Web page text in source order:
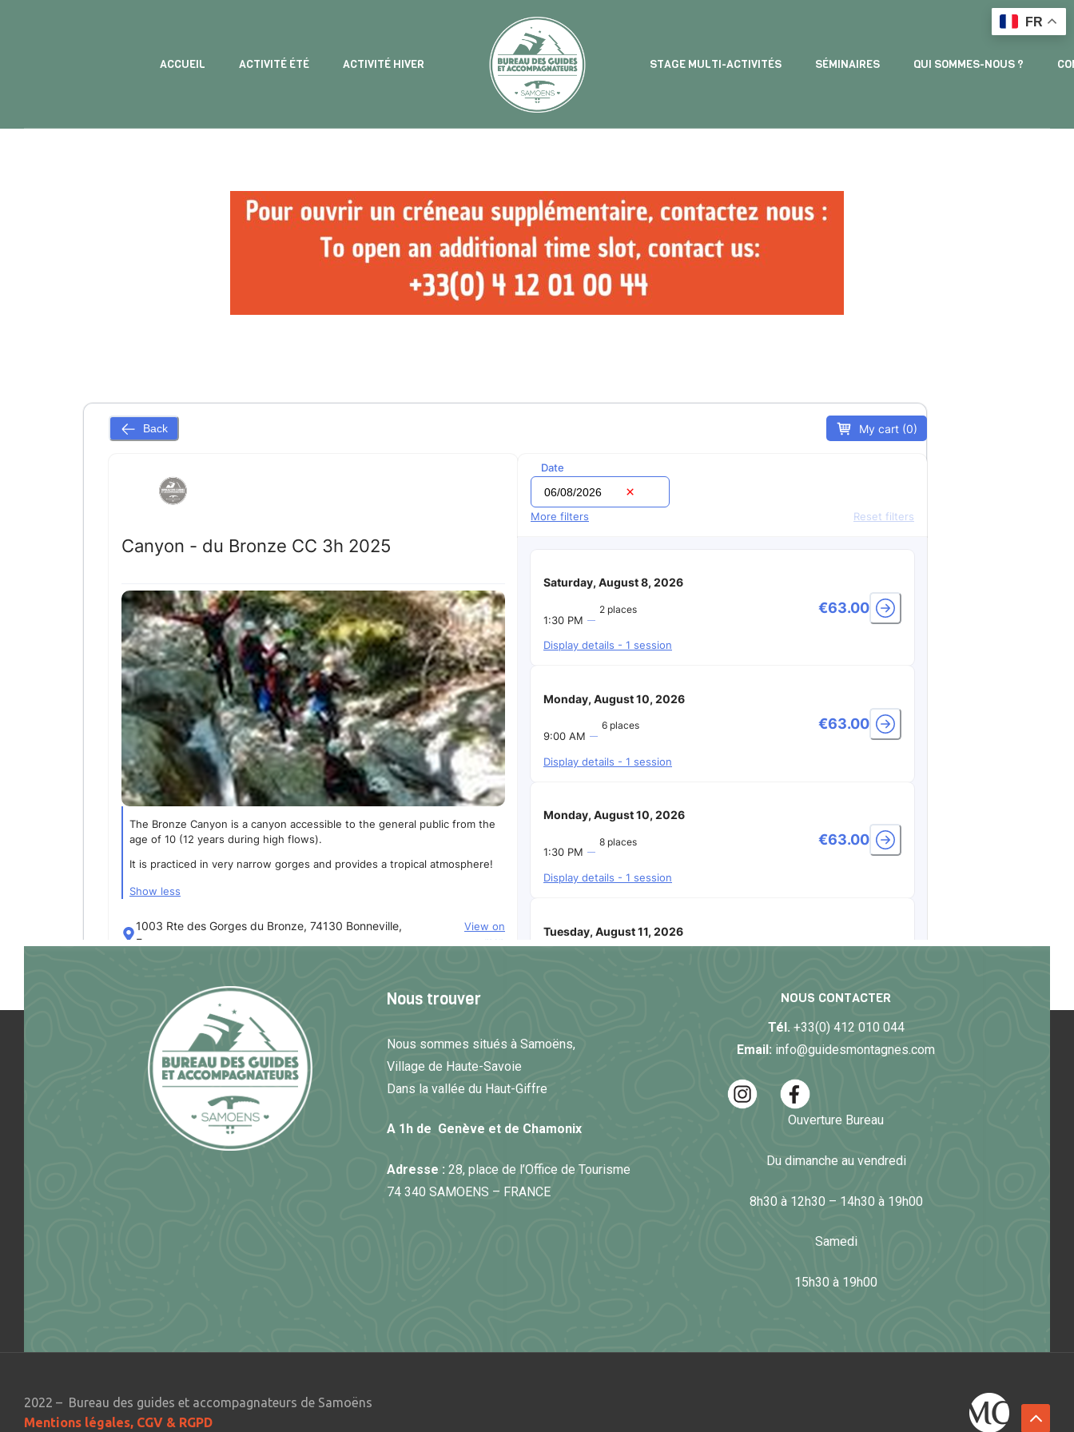
ACCUEIL ACTIVITÉ ÉTÉ ACTIVITÉ HIVER STAGE MULTI-ACTIVITÉS SÉMINAIRES QUI SOMMES-NOUS ?
Nous trouver
Nous sommes situés à Samoëns,
Village de Haute-Savoie
Dans la vallée du Haut-Giffre
A 1h de Genève et de Chamonix
Adresse : 28, place de l’Office de Tourisme
74 340 SAMOENS – FRANCE
NOUS CONTACTER
Tél. +33(0) 412 010 044
Email: info@guidesmontagnes.com
Ouverture Bureau
Du dimanche au vendredi
8h30 à 12h30 – 14h30 à 19h00
Samedi
15h30 à 19h00
2022 – Bureau des guides et accompagnateurs de Samoëns
Mentions légales, CGV & RGPD
FR